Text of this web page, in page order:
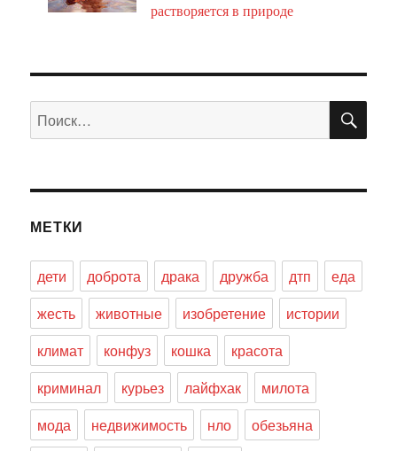
растворяется в природе
Искать:
МЕТКИ
дети доброта драка дружба дтп
еда
жесть
животные изобретение
истории
климат
конфуз кошка
красота
криминал
курьез лайфхак
милота
мода
недвижимость нло
обезьяна